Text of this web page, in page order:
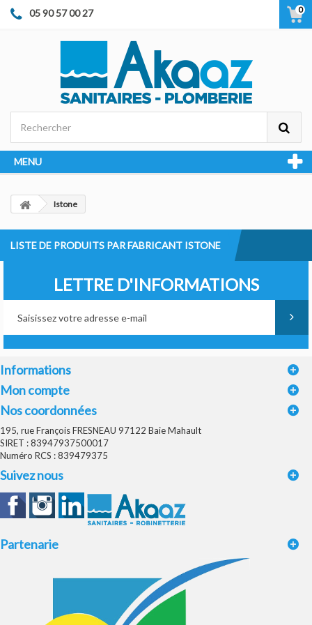
05 90 57 00 27 0
MENU
Istone
LISTE DE PRODUITS PAR FABRICANT ISTONE
LETTRE D'INFORMATIONS
Informations
Mon compte
Nos coordonnées
195, rue François FRESNEAU 97122 Baie Mahault
SIRET : 83947937500017
Numéro RCS : 839479375
Suivez nous
Partenarie